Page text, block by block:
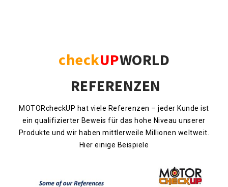
checkUPWORLD
REFERENZEN
MOTORcheckUP hat viele Referenzen – jeder Kunde ist
ein qualifizierter Beweis für das hohe Niveau unserer
Produkte und wir haben mittlerweile Millionen weltweit.
Hier einige Beispiele